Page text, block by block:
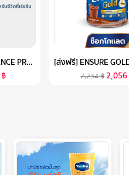
SWISSE DAILY BALANCE PROBIOTIC สวิสเซ เดลี่ บาลานซ์ โพรไบโอติก (EXP04/25)
฿ 2,234฿2,056